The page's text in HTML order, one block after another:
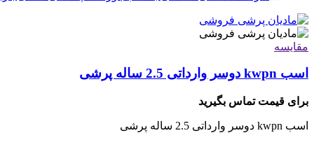
مقایسه
اسب kwpn دوسر وارداتی 2.5 ساله پرشی
برای قیمت تماس بگیرید
اسب kwpn دوسر وارداتی 2.5 ساله پرشی